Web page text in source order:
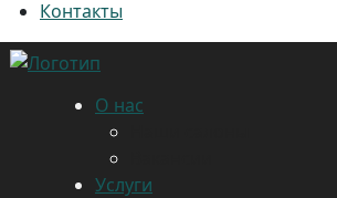
Контакты
О нас
Услуги